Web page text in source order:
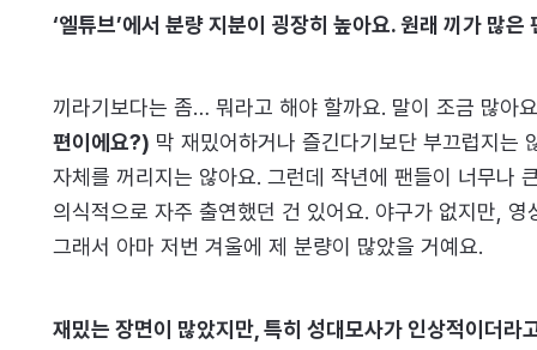
‘엘튜브’에서 분량 지분이 굉장히 높아요. 원래 끼가 많은
끼라기보다는 좀… 뭐라고 해야 할까요. 말이 조금 많아
편이에요?) 막 재밌어하거나 즐긴다기보단 부끄럽지는
자체를 꺼리지는 않아요. 그런데 작년에 팬들이 너무나
의식적으로 자주 출연했던 건 있어요. 야구가 없지만,
그래서 아마 저번 겨울에 제 분량이 많았을 거예요.
재밌는 장면이 많았지만, 특히 성대모사가 인상적이더라